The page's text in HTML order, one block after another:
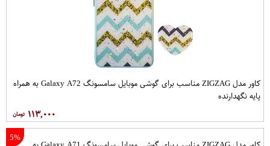
کاور مدل ZIGZAG مناسب برای گوشی موبایل سامسونگ Galaxy A72 به همراه
پایه نگهدارنده
۱۱۳,۰۰۰
5%